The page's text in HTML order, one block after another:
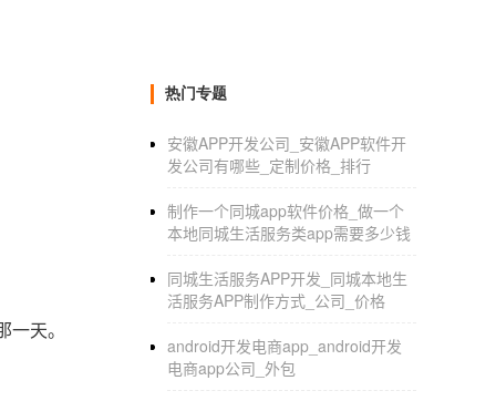
天。
热门专题
安徽APP开发公司_安徽APP软件开
发公司有哪些_定制价格_排行
制作一个同城app软件价格_做一个
本地同城生活服务类app需要多少钱
同城生活服务APP开发_同城本地生
活服务APP制作方式_公司_价格
android开发电商app_android开发
电商app公司_外包